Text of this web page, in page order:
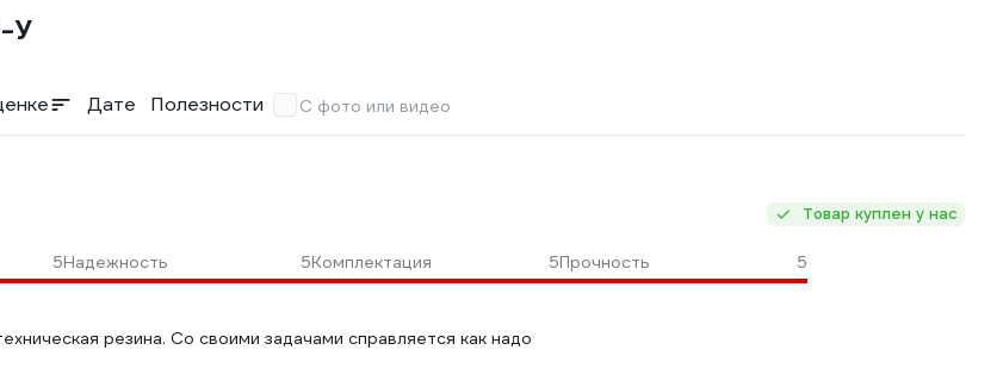
У
Дате Полезности С фото или видео
Товар куплен у нас
5Надежность 5Комплектация 5Прочность 5
резина. Со своими задачами справляется как надо